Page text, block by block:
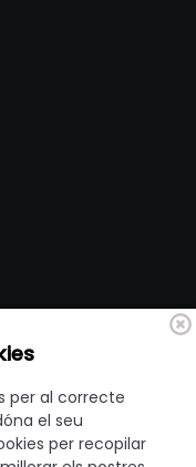
per al correcte
el seu
per recopilar